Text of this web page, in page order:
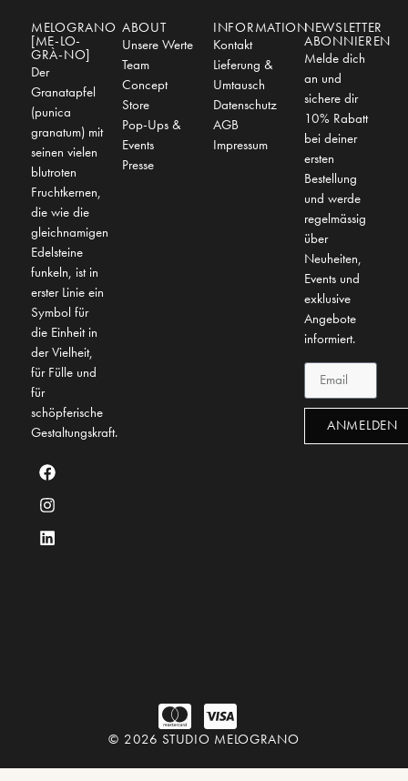
MELOGRANO
[ME-LO-
GRÀ-NO]
Der
Granatapfel
(punica
granatum) mit
seinen vielen
blutroten
Fruchtkernen,
die wie die
gleichnamigen
Edelsteine
funkeln, ist in
erster Linie ein
Symbol für
die Einheit in
der Vielheit,
für Fülle und
für
schöpferische
Gestaltungskraft.
ABOUT
Unsere Werte
Team
Concept
Store
Pop-Ups &
Events
Presse
INFORMATION
Kontakt
Lieferung &
Umtausch
Datenschutz
AGB
Impressum
NEWSLETTER
ABONNIEREN
Melde dich
an und
sichere dir
10% Rabatt
bei deiner
ersten
Bestellung
und werde
regelmässig
über
Neuheiten,
Events und
exklusive
Angebote
informiert.
ANMELDEN
© 2026 STUDIO MELOGRANO